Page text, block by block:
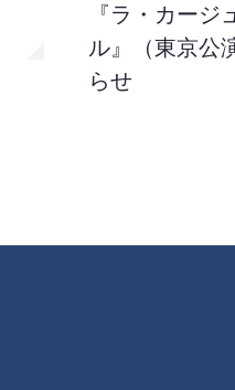
『ラ・カー
ル』（東京公
らせ